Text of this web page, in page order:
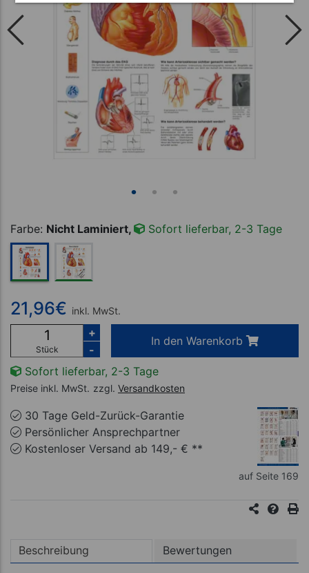
Farbe: Nicht Laminiert, Sofort lieferbar, 2-3 Tage
21,96€ inkl. MwSt.
Stück
+
-
In den Warenkorb
Sofort lieferbar, 2-3 Tage
Preise inkl. MwSt. zzgl. Versandkosten
30 Tage Geld-Zurück-Garantie
Persönlicher Ansprechpartner
Kostenloser Versand ab 149,- € **
auf Seite 169
Beschreibung Bewertungen